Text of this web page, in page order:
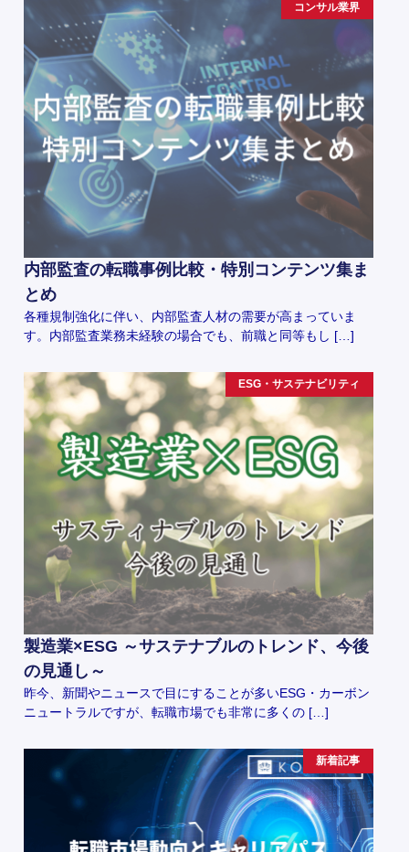
コンサル業界
内部監査の転職事例比較・特別コンテンツ集ま
とめ
各種規制強化に伴い、内部監査人材の需要が高まっていま
す。内部監査業務未経験の場合でも、前職と同等もし […]
ESG・サステナビリティ
製造業×ESG ～サステナブルのトレンド、今後
の見通し～
昨今、新聞やニュースで目にすることが多いESG・カーボン
ニュートラルですが、転職市場でも非常に多くの […]
新着記事